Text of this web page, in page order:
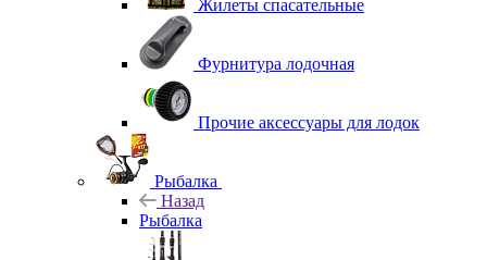
Жилеты спасательные
Фурнитура лодочная
Прочие аксессуары для лодок
Рыбалка
Назад
Рыбалка